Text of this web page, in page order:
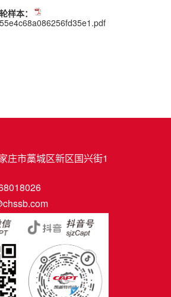
样本：
庄市藁城区新区国兴街1